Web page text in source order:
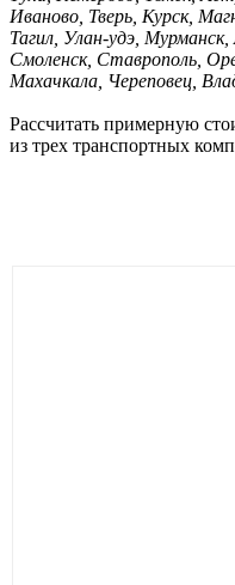
Иваново, Тверь, Курск,
Тагил, Улан-удэ, Мурманск,
Смоленск, Ставрополь,
Махачкала, Череповец,
Рассчитать примерную
из трех транспортных